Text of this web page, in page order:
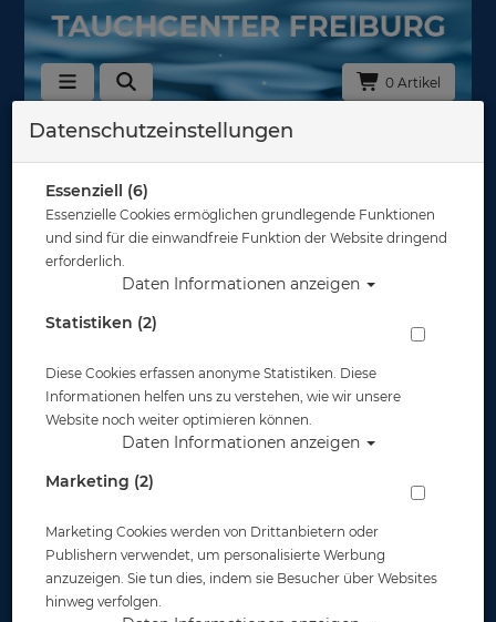
0 Artikel
Zurück
Datenschutzeinstellungen
Essenziell (6)
Essenzielle Cookies ermöglichen grundlegende Funktionen
und sind für die einwandfreie Funktion der Website dringend
erforderlich.
Daten Informationen anzeigen
Statistiken (2)
Diese Cookies erfassen anonyme Statistiken. Diese
Informationen helfen uns zu verstehen, wie wir unsere
Website noch weiter optimieren können.
Daten Informationen anzeigen
Marketing (2)
Marketing Cookies werden von Drittanbietern oder
Publishern verwendet, um personalisierte Werbung
anzuzeigen. Sie tun dies, indem sie Besucher über Websites
hinweg verfolgen.